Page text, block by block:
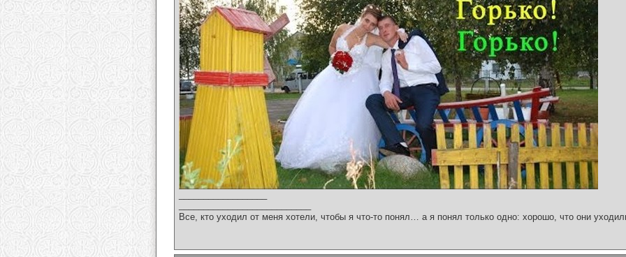
Все, кто уходил от меня хотели, чтобы я что-то понял… а я понял только одно: хорошо, что они